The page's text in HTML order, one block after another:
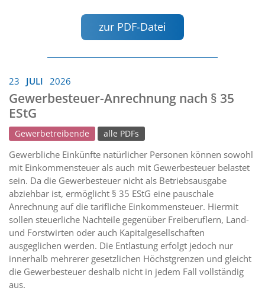
zur PDF-Datei
23 JULI 2026
Gewerbesteuer-Anrechnung nach § 35
EStG
Gewerbetreibende alle PDFs
Gewerbliche Einkünfte natürlicher Personen können sowohl
mit Einkommensteuer als auch mit Gewerbesteuer belastet
sein. Da die Gewerbesteuer nicht als Betriebsausgabe
abziehbar ist, ermöglicht § 35 EStG eine pauschale
Anrechnung auf die tarifliche Einkommensteuer. Hiermit
sollen steuerliche Nachteile gegenüber Freiberuflern, Land-
und Forstwirten oder auch Kapitalgesellschaften
ausgeglichen werden. Die Entlastung erfolgt jedoch nur
innerhalb mehrerer gesetzlichen Höchstgrenzen und gleicht
die Gewerbesteuer deshalb nicht in jedem Fall vollständig
aus.